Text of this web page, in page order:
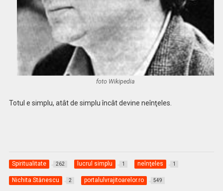
foto Wikipedia
Totul e simplu, atât de simplu încât devine neînţeles.
Spiritualitate 262 lucrul simplu 1 neînţeles 1
Nichita Stănescu 2 portalulvrajitoarelor.ro 549